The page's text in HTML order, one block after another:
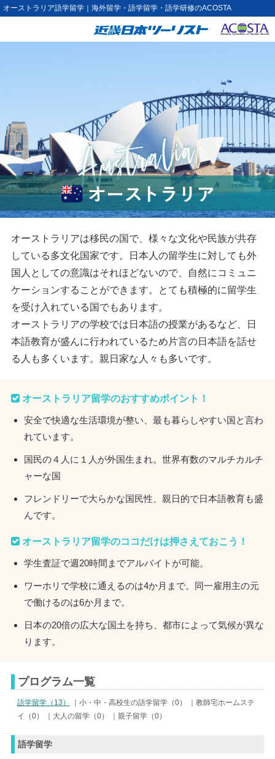
オーストラリア語学留学｜海外留学・語学留学・語学研修のACOSTA
オーストラリアは移民の国で、様々な文化や民族が共存
している多文化国家です。日本人の留学生に対しても外
国人としての意識はそれほどないので、自然にコミュニ
ケーションすることができます。とても積極的に留学生
を受け入れている国でもあります。
オーストラリアの学校では日本語の授業があるなど、日
本語教育が盛んに行われているため片言の日本語を話せ
る人も多くいます。親日家な人々も多いです。
オーストラリア留学のおすすめポイント！
安全で快適な生活環境が整い、最も暮らしやすい国と言わ
れています。
国民の４人に１人が外国生まれ。世界有数のマルチカルチ
ャーな国
フレンドリーで大らかな国民性、親日的で日本語教育も盛
んです。
オーストラリア留学のココだけは押さえておこう！
学生査証で週20時間までアルバイトが可能。
ワーホリで学校に通えるのは4か月まで。同一雇用主の元
で働けるのは6か月まで。
日本の20倍の広大な国土を持ち、都市によって気候が異な
ります。
プログラム一覧
語学留学（13）
｜小・中・高校生の語学留学（0） ｜教師宅ホームステ
イ（0） ｜大人の留学（0） ｜親子留学（0）
語学留学